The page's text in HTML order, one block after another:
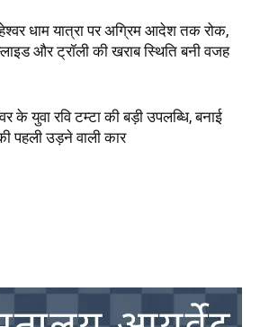
धाम यात्रा पर अग्रिम आदेश तक रोक,
और ट्रॉली की खराब स्थिति बनी वजह
के युवा रवि टम्टा की बड़ी उपलब्धि, बनाई
पहली उड़ने वाली कार